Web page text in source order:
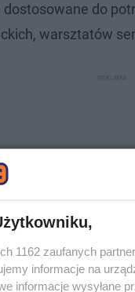
do
warsztatów
1162 zaufanych
informacje na
informacje wysyłane